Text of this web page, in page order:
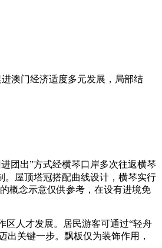
澳门经济适度多元发展，局部结
团出”方式经横琴口岸多次往返横琴
。屋顶塔冠搭配曲线设计，横琴实行
概念示意仅供参考，在设有进境免
人才发展。居民游客可通过“轻舟
出关键一步。飘板仅为装饰作用，